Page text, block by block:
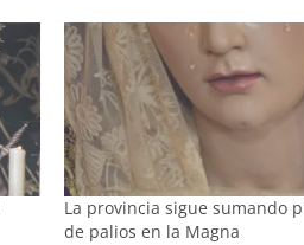
La provincia sigue sumando
de palios en la Magna